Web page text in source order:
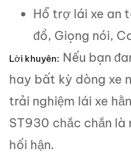
Hỗ trợ lái xe an
đồ, Giọng nói,
Lời khuyên: Nếu bạn
hay bất kỳ dòng xe
trải nghiệm lái xe
ST930 chắc chắn là
hối hận.